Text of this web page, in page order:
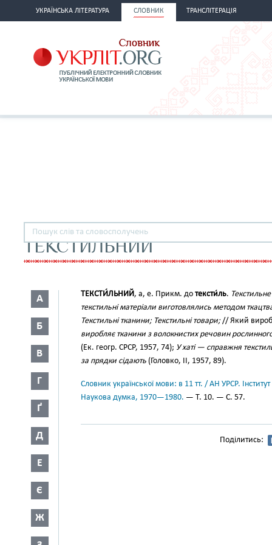
УКРАЇНСЬКА ЛІТЕРАТУРА СЛОВНИК ТРАНСЛІТЕРАЦІЯ
ТЕКСТИЛЬНИЙ
А
Б
В
Г
Ґ
Д
Е
Є
Ж
ТЕКСТИ́ЛЬНИЙ, а, е. Прикм. до тексти́ль.
текстильні матеріали виготовлялись методом
Текстильні тканини; Текстильні товари; // Який
виробляє тканини з волокнистих речовин
(Ек. геогр. СРСР, 1957, 74); У хаті — справжня
за прядки сідають (Головко, II, 1957, 89).
Словник української мови: в 11 тт. / АН УРСР.
Наукова думка, 1970—1980. — Т. 10. — С. 57.
Поділитись: